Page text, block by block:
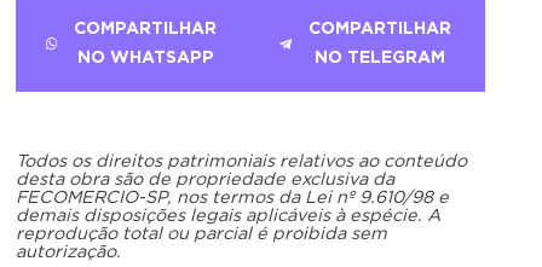
COMPARTILHAR
NO WHATSAPP
COMPARTILHAR
NO TELEGRAM
Todos os direitos patrimoniais relativos ao conteúdo
desta obra são de propriedade exclusiva da
FECOMERCIO-SP, nos termos da Lei nº 9.610/98 e
demais disposições legais aplicáveis à espécie. A
reprodução total ou parcial é proibida sem
autorização.